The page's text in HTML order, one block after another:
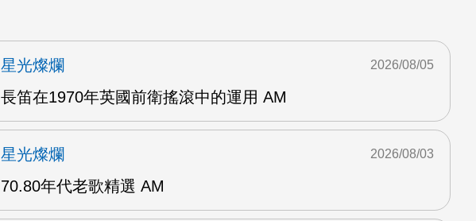
星光燦爛
長笛在1970年英國前衛搖滾中的運用 AM
2026/08/05
星光燦爛
70.80年代老歌精選 AM
2026/08/03